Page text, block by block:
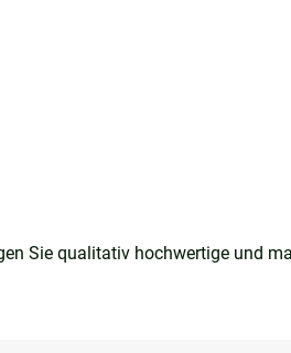
Sie qualitativ hochwertige und